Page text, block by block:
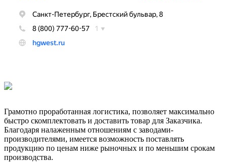
Грамотно проработанная логистика, позволяет максимально
быстро скомплектовать и доставить товар для Заказчика.
Благодаря налаженным отношениям с заводами-
производителями, имеется возможность поставлять
продукцию по ценам ниже рыночных и по меньшим срокам
производства.